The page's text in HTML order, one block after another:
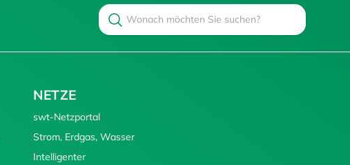
Search
NETZE
swt-Netzportal
Strom, Erdgas, Wasser
Intelligenter